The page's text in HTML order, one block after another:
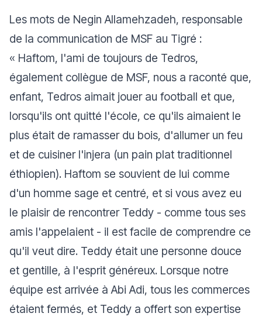
Les mots de Negin Allamehzadeh, responsable
de la communication de MSF au Tigré :
« Haftom, l'ami de toujours de Tedros,
également collègue de MSF, nous a raconté que,
enfant, Tedros aimait jouer au football et que,
lorsqu'ils ont quitté l'école, ce qu'ils aimaient le
plus était de ramasser du bois, d'allumer un feu
et de cuisiner l'injera (un pain plat traditionnel
éthiopien). Haftom se souvient de lui comme
d'un homme sage et centré, et si vous avez eu
le plaisir de rencontrer Teddy - comme tous ses
amis l'appelaient - il est facile de comprendre ce
qu'il veut dire. Teddy était une personne douce
et gentille, à l'esprit généreux. Lorsque notre
équipe est arrivée à Abi Adi, tous les commerces
étaient fermés, et Teddy a offert son expertise